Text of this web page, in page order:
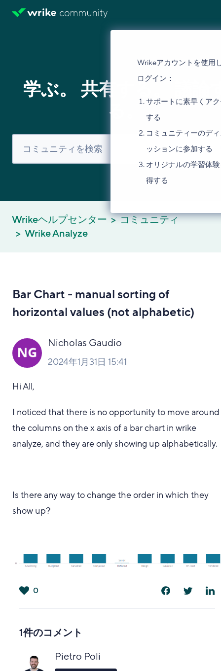
Wrikeアカウントを使用
ログイン：
サポートに素早くア
する
コミュニティーのデ
ッションに参加する
オリジナルの学習体
得する
学ぶ。 共有する。 議論
る。
Wrikeヘルプセンター
コミュニティ
Wrike Analyze
Bar Chart - manual sorting of
horizontal values (not alphabetic)
Nicholas Gaudio
2024年1月31日 15:41
Hi All,
I noticed that there is no opportunity to move around
the columns on the x axis of a bar chart in wrike
analyze, and they are only showing up alphabetically.
Is there any way to change the order in which they
show up?
0
1件のコメント
Pietro Poli